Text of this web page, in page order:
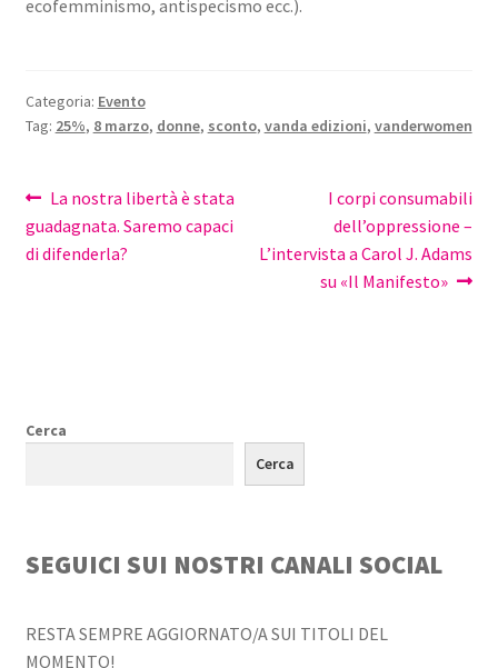
ecofemminismo, antispecismo ecc.).
Categoria: Evento
Tag: 25%, 8 marzo, donne, sconto, vanda edizioni, vanderwomen
Navigazione
articoli
Articolo
precedente:
La nostra libertà è stata
guadagnata. Saremo capaci
di difenderla?
Articolo
successivo:
I corpi consumabili
dell’oppressione –
L’intervista a Carol J. Adams
su «Il Manifesto»
Cerca
Cerca
SEGUICI SUI NOSTRI CANALI SOCIAL
RESTA SEMPRE AGGIORNATO/A SUI TITOLI DEL
MOMENTO!